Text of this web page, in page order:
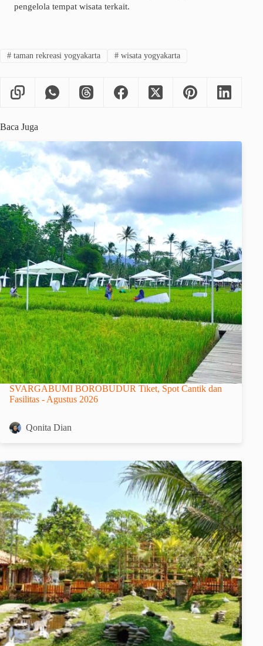
pengelola tempat wisata terkait.
#taman rekreasi yogyakarta #wisata yogyakarta
Baca Juga
SVARGABUMI BOROBUDUR Tiket, Spot Cantik dan
Fasilitas - Agustus 2026
Qonita Dian